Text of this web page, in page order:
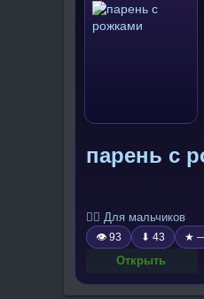
парень с
🧍‍♂️ Для мальчиков
👁 93 ⬇ 43 ★
Открыть